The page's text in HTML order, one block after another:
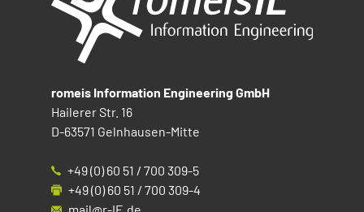
romeis Information Engineering GmbH
Hailerer Str. 16
D-63571 Gelnhausen-Mitte
+49 (0) 60 51 / 700 309-5
+49 (0) 60 51 / 700 309-4
mail@r-IE.de